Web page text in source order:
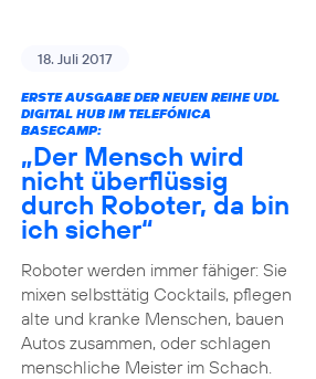
18. Juli 2017
ERSTE AUSGABE DER NEUEN REIHE UDL
DIGITAL HUB IM TELEFÓNICA
BASECAMP:
„Der Mensch wird
nicht überflüssig
durch Roboter, da bin
ich sicher“
Roboter werden immer fähiger: Sie
mixen selbsttätig Cocktails, pflegen
alte und kranke Menschen, bauen
Autos zusammen, oder schlagen
menschliche Meister im Schach.